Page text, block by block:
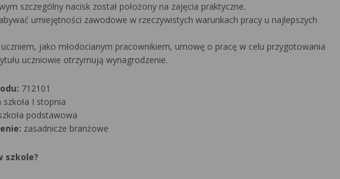
szczególny nacisk został położony na zajęcia praktyczne.
umiejętności zawodowe w rzeczywistych warunkach pracy u najlepszych
jako młodocianym pracownikiem, umowę o pracę w celu przygotowania
uczniowie otrzymują wynagrodzenie.
712101
szkoła I stopnia
podstawowa
zasadnicze branżowe
szkole?